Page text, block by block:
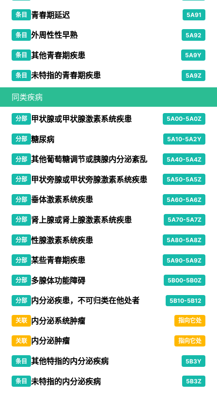
条目 青春期延迟 5A91
条目 外周性性早熟 5A92
条目 其他青春期疾患 5A9Y
条目 未特指的青春期疾患 5A9Z
同类疾病
分部 甲状腺或甲状腺激素系统疾患 5A00-5A0Z
分部 糖尿病 5A10-5A2Y
分部 其他葡萄糖调节或胰腺内分泌紊乱 5A40-5A4Z
分部 甲状旁腺或甲状旁腺激素系统疾患 5A50-5A5Z
分部 垂体激素系统疾患 5A60-5A6Z
分部 肾上腺或肾上腺激素系统疾患 5A70-5A7Z
分部 性腺激素系统疾患 5A80-5A8Z
分部 某些青春期疾患 5A90-5A9Z
分部 多腺体功能障碍 5B00-5B0Z
分部 内分泌疾患，不可归类在他处者 5B10-5B12
关联 内分泌系统肿瘤 指向它处
关联 内分泌肿瘤 指向它处
条目 其他特指的内分泌疾病 5B3Y
条目 未特指的内分泌疾病 5B3Z